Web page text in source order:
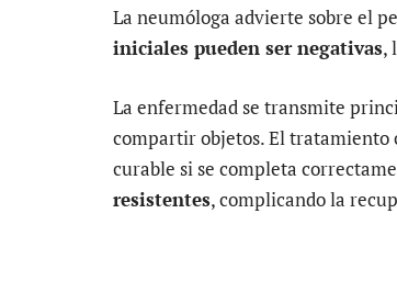
La neumóloga advierte sobre el
iniciales pueden ser negativas,
La enfermedad se transmite
compartir objetos. El tratamiento
curable si se completa
resistentes, complicando la